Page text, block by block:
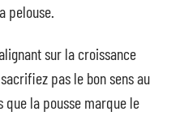
pelouse.
sur la croissance
pas le bon sens au
que la pousse marque le